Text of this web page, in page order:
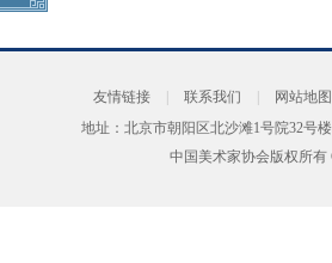
友情链接 联系我们
网站地图
地址：北京市朝阳区北沙滩1号院32号
中国美术家协会版权所有